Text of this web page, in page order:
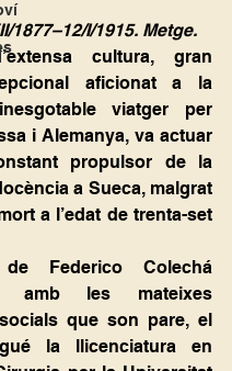
1877–12/I/1915. Metge.
cultura, gran
aficionat a la
viatger per
i Alemanya, va actuar
propulsor de la
a Sueca, malgrat
a l’edat de trenta-set
amb les mateixes
que son pare, el
la llicenciatura en